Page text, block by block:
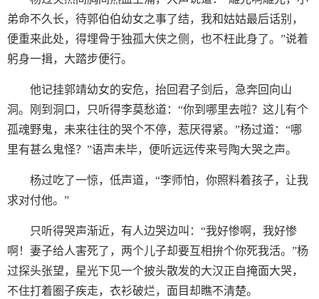
弟命不久长，待郭伯伯幼女之事了结，我和姑姑最后话别，
便重来此处，得埋骨于独孤大侠之侧，也不枉此身了。”说着
躬身一揖，大踏步便行。
他记挂郭靖幼女的安危，抬回君子剑后，急奔回向山
洞。刚到洞口，只听得李莫愁道：“你到哪里去啦？这儿有个
孤魂野鬼，未来往往的哭个不停，惹厌得紧。”杨过道：“哪
里有甚么鬼怪？”语声未毕，便听远远传来号陶大哭之声。
杨过吃了一惊，低声道，“李师怕，你照料着孩子，让我
求对付他。”
只听得哭声渐近，有人边哭边叫：“我好惨啊，我好惨
啊！妻子给人害死了，两个儿子却要互相拚个你死我活。”杨
过探头张望，星光下见一个披头散发的大汉正自掩面大哭，
不住打着圈子疾走，衣衫破烂，面目却瞧不清楚。